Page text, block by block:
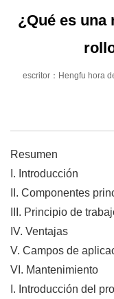
¿Qué es una
escritor：Hengfu hora
Resumen
I. Introducción
II. Componentes
III. Principio de
IV. Ventajas
V. Campos de
VI. Mantenimiento
I. Introducción del